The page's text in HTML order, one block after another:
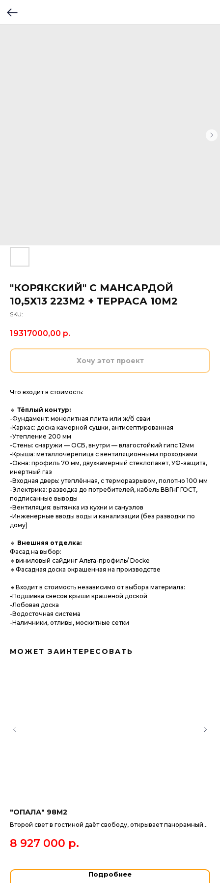
"КОРЯКСКИЙ" С МАНСАРДОЙ
10,5Х13 223М2 + ТЕРРАСА 10М2
SKU:
19317000,00 р.
Хочу этот проект
Что входит в стоимость:
🔹 Тёплый контур:
-Фундамент: монолитная плита или ж/б сваи
-Каркас: доска камерной сушки, антисептированная
-Утепление 200 мм
-Стены: снаружи — ОСБ, внутри — влагостойкий гипс 12мм
-Крыша: металлочерепица с вентиляционными проходками
-Окна: профиль 70 мм, двухкамерный стеклопакет, УФ-защита,
инертный газ
-Входная дверь: утеплённая, с терморазрывом, полотно 100 мм
-Электрика: разводка до потребителей, кабель ВВГнГ ГОСТ,
подписанные выводы
-Вентиляция: вытяжка из кухни и санузлов
-Инженерные вводы воды и канализации (без разводки по
дому)
🔹 Внешняя отделка:
Фасад на выбор:
🔸виниловый сайдинг Альта-профиль/ Docke
🔸Фасадная доска окрашенная на производстве
🔸Входит в стоимость независимо от выбора материала:
-Подшивка свесов крыши крашеной доской
-Лобовая доска
-Водосточная система
-Наличники, отливы, москитные сетки
МОЖЕТ ЗАИНТЕРЕСОВАТЬ
"ОПАЛА" 98М2
Второй свет в гостиной даёт свободу, открывает панорамный
родными.
8 927 000 р.
Подробнее